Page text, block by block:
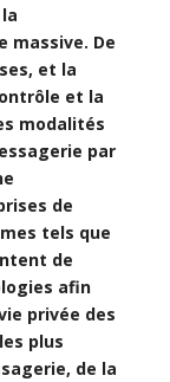
massive. De
et la
et la
modalités
par
de
tels que
de
afin
privée des
plus
de la